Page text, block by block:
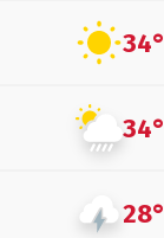
34°
34°
28°